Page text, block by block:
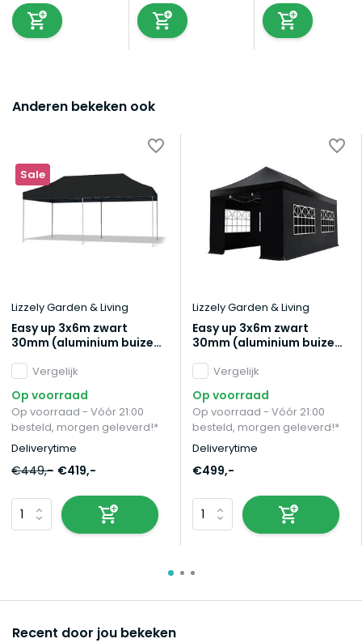
Anderen bekeken ook
Sale
Lizzely Garden & Living
Easy up 3x6m zwart
30mm (aluminium buizen)
prof partytent
Vergelijk
Op voorraad
Op voorraad - Vóór 21:00
besteld, morgen geleverd!*
Deliverytime
€449,- €419,-
Lizzely Garden & Living
Easy up 3x6m zwart
30mm (aluminium buizen)
opvouwbaar
Vergelijk
Op voorraad
Op voorraad - Vóór 21:00
besteld, morgen geleverd!*
Deliverytime
€499,-
Recent door jou bekeken